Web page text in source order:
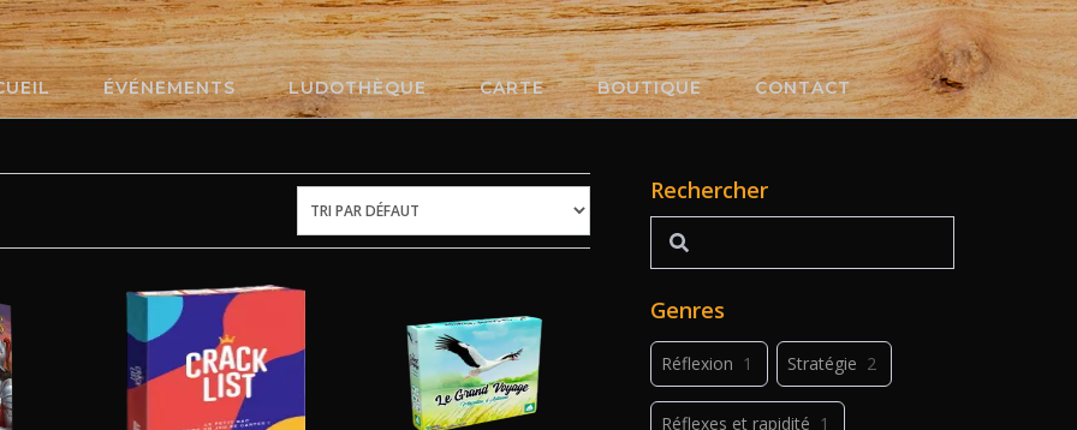
ÉVÉNEMENTS LUDOTHÈQUE CARTE BOUTIQUE CONTACT
Rechercher
Rechercher
Genres
Réflexion 1 Stratégie 2
Réflexes et rapidité 1